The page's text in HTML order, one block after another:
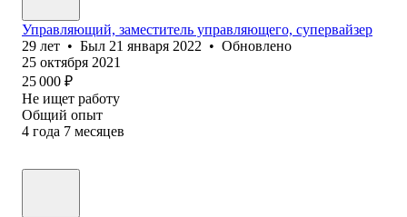
Управляющий, заместитель управляющего, супервайзер
29 лет • Был 21 января 2022 • Обновлено
25 октября 2021
25 000 ₽
Не ищет работу
Общий опыт
4 года 7 месяцев